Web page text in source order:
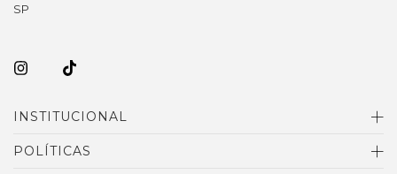
SP
INSTITUCIONAL
POLÍTICAS